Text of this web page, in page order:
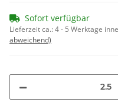
Sofort verfügbar
Lieferzeit ca.:4 - 5 Werktage
abweichend)